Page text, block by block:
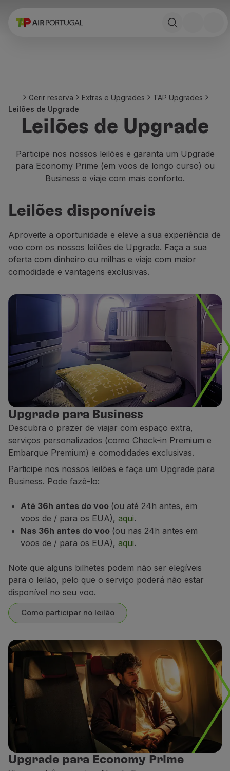
Reservar
Stopover
Informações de viagem
Bagagem
Viajar com animais
Bebés e crianças
Grávidas
Voar em Business
Voar em Economy
Refeições a bordo
Entretenimento
Wi-Fi
Gestão da Reserva
Fatura online
TAP Vouchers
Extras
Alugar carro
Seguro de Viagem
Alojamento
Check-in
Informações de Check-in
TAP Miles&Go
Programa TAP Miles&Go
Conhecer o Programa
Acumular milhas
Utilizar milhas
Parceiros
Promoções e Ofertas
Central de ajuda
Perguntas frequentes
Pedidos e reclamações
Informações úteis
Reembolsos
Fatura online
Bagagem perdida / danificada
Voo atrasado / cancelado
Gerir reserva Extras e Upgrades
TAP Upgrades
Leilões de Upgrade
Leilões de Upgrade
Participe nos nossos leilões e garanta um Upgrade
para Economy Prime (em voos de longo curso) ou
Business e viaje com mais conforto.
Leilões disponíveis
Aproveite a oportunidade e eleve a sua experiência de
voo com os nossos leilões de Upgrade. Faça a sua
oferta com dinheiro ou milhas e viaje com maior
comodidade e vantagens exclusivas.
Upgrade para Business
Descubra o prazer de viajar com espaço extra,
serviços personalizados (como Check-in Premium e
Embarque Premium) e comodidades exclusivas.
Participe nos nossos leilões e faça um Upgrade para
Business. Pode fazê-lo:
Até 36h antes do voo (ou até 24h antes, em
voos de / para os EUA), aqui.
Nas 36h antes do voo (ou nas 24h antes em
voos de / para os EUA), aqui.
Note que alguns bilhetes podem não ser elegíveis
para o leilão, pelo que o serviço poderá não estar
disponível no seu voo.
Como participar no leilão
Upgrade para Economy Prime